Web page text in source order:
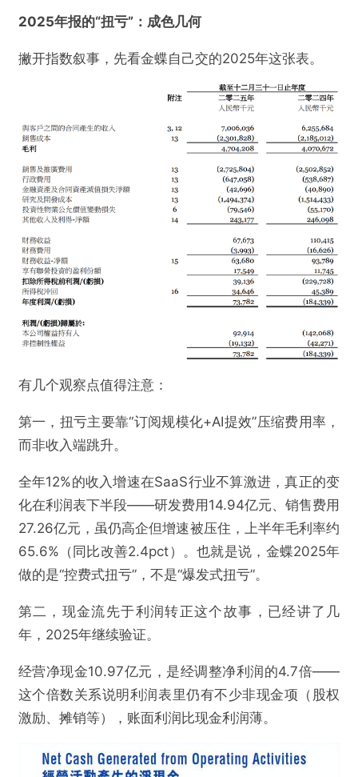
2025年报的“扭亏”：成色几何
撇开指数叙事，先看金蝶自己交的2025年这张表。
有几个观察点值得注意：
第一，扭亏主要靠“订阅规模化+AI提效”压缩费用率，
而非收入端跳升。
全年12%的收入增速在SaaS行业不算激进，真正的变
化在利润表下半段——研发费用14.94亿元、销售费用
27.26亿元，虽仍高企但增速被压住，上半年毛利率约
65.6%（同比改善2.4pct）。也就是说，金蝶2025年
做的是“控费式扭亏”，不是“爆发式扭亏”。
第二，现金流先于利润转正这个故事，已经讲了几
年，2025年继续验证。
经营净现金10.97亿元，是经调整净利润的4.7倍——
这个倍数关系说明利润表里仍有不少非现金项（股权
激励、摊销等），账面利润比现金利润薄。